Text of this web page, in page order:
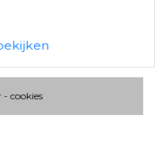
- cookies